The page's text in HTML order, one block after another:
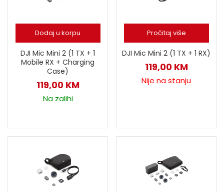
Dodaj u korpu
DJI Mic Mini 2 (1 TX + 1
Mobile RX + Charging
Case)
119,00 KM
Na zalihi
Pročitaj više
DJI Mic Mini 2 (1 TX + 1 RX)
119,00 KM
Nije na stanju